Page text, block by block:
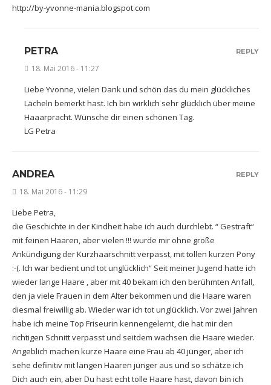
http://by-yvonne-mania.blogspot.com
PETRA
18. Mai 2016 - 11:27
Liebe Yvonne, vielen Dank und schön das du mein glückliches
Lächeln bemerkt hast. Ich bin wirklich sehr glücklich über meine
Haaarpracht. Wünsche dir einen schönen Tag.
LG Petra
REPLY
ANDREA
18. Mai 2016 - 11:29
Liebe Petra,
die Geschichte in der Kindheit habe ich auch durchlebt. “ Gestraft“
mit feinen Haaren, aber vielen !!! wurde mir ohne große
Ankündigung der Kurzhaarschnitt verpasst, mit tollen kurzen Pony
:-(. Ich war bedient und tot unglücklich“ Seit meiner Jugend hatte ich
wieder lange Haare , aber mit 40 bekam ich den berühmten Anfall,
den ja viele Frauen in dem Alter bekommen und die Haare waren
diesmal freiwillig ab. Wieder war ich tot unglücklich. Vor zwei Jahren
habe ich meine Top Friseurin kennengelernt, die hat mir den
richtigen Schnitt verpasst und seitdem wachsen die Haare wieder.
Angeblich machen kurze Haare eine Frau ab 40 jünger, aber ich
sehe definitiv mit langen Haaren jünger aus und so schätze ich
Dich auch ein, aber Du hast echt tolle Haare hast, davon bin ich
REPLY